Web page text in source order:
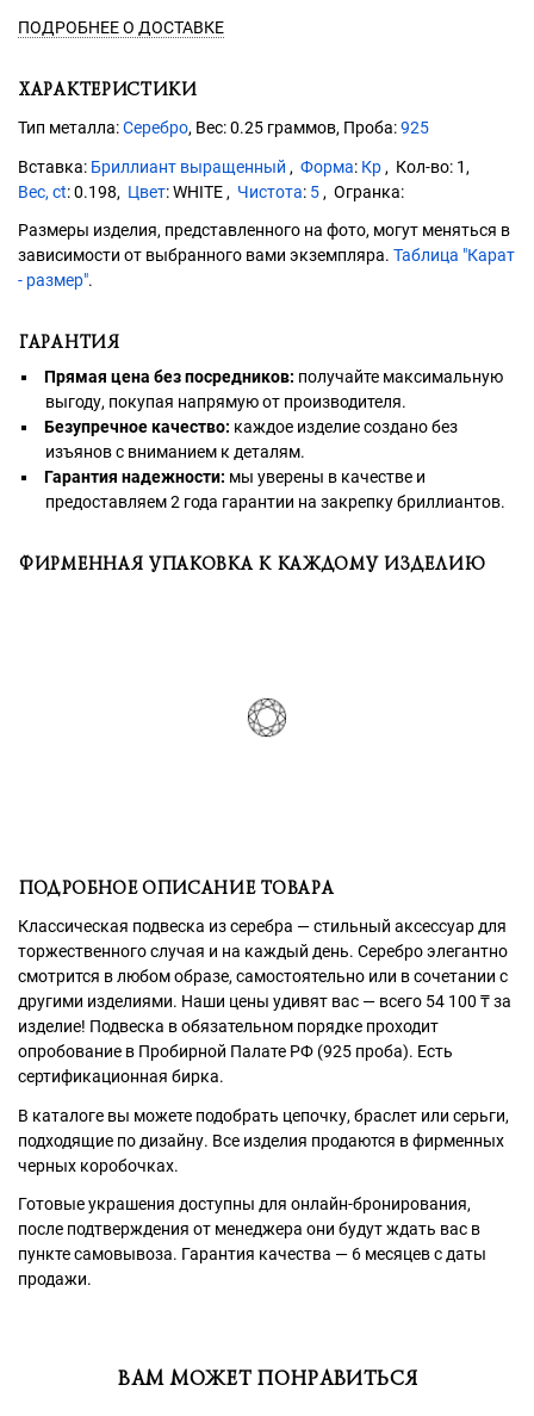
ПОДРОБНЕЕ О ДОСТАВКЕ
ХАРАКТЕРИСТИКИ
Тип металла:Серебро, Вес: 0.25 граммов, Проба:925
Бриллиант выращенный Форма: Кр
1
Вес, ct:0.198 Цвет:WHITE Чистота: 5
Размеры изделия, представленного на фото, могут меняться в
зависимости от выбранного вами экземпляра. Таблица "Карат
- размер".
ГАРАНТИЯ
Прямая цена без посредников: получайте максимальную
выгоду, покупая напрямую от производителя.
Безупречное качество: каждое изделие создано без
изъянов с вниманием к деталям.
Гарантия надежности: мы уверены в качестве и
предоставляем 2 года гарантии на закрепку бриллиантов.
ФИРМЕННАЯ УПАКОВКА К КАЖДОМУ ИЗДЕЛИЮ
ПОДРОБНОЕ ОПИСАНИЕ ТОВАРА
Классическая подвеска из серебра — стильный аксессуар для
торжественного случая и на каждый день. Серебро элегантно
смотрится в любом образе, самостоятельно или в сочетании с
другими изделиями. Наши цены удивят вас — всего 54 100 ₸за
изделие! Подвеска в обязательном порядке проходит
опробование в Пробирной Палате РФ (925 проба). Есть
сертификационная бирка.
В каталоге вы можете подобрать цепочку, браслет или серьги,
подходящие по дизайну. Все изделия продаются в фирменных
черных коробочках.
Готовые украшения доступны для онлайн-бронирования,
после подтверждения от менеджера они будут ждать вас в
пункте самовывоза. Гарантия качества — 6 месяцев с даты
продажи.
ВАМ МОЖЕТ ПОНРАВИТЬСЯ